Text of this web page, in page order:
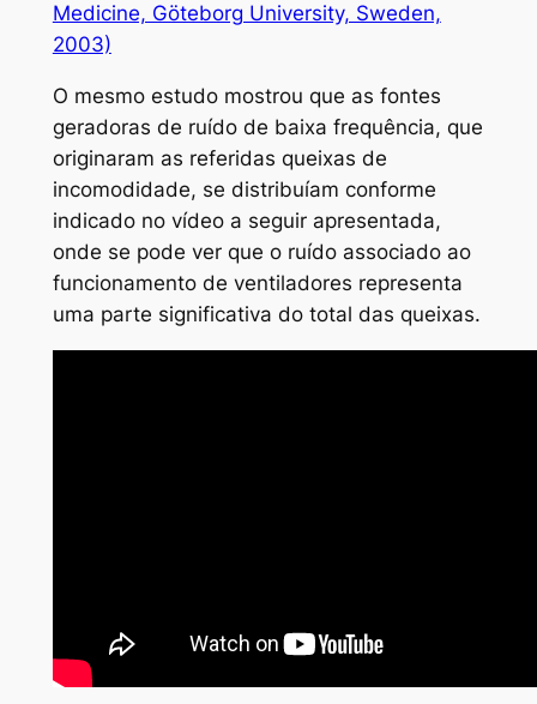
Medicine, Göteborg University, Sweden,
2003)
O mesmo estudo mostrou que as fontes
geradoras de ruído de baixa frequência, que
originaram as referidas queixas de
incomodidade, se distribuíam conforme
indicado no vídeo a seguir apresentada,
onde se pode ver que o ruído associado ao
funcionamento de ventiladores representa
uma parte significativa do total das queixas.